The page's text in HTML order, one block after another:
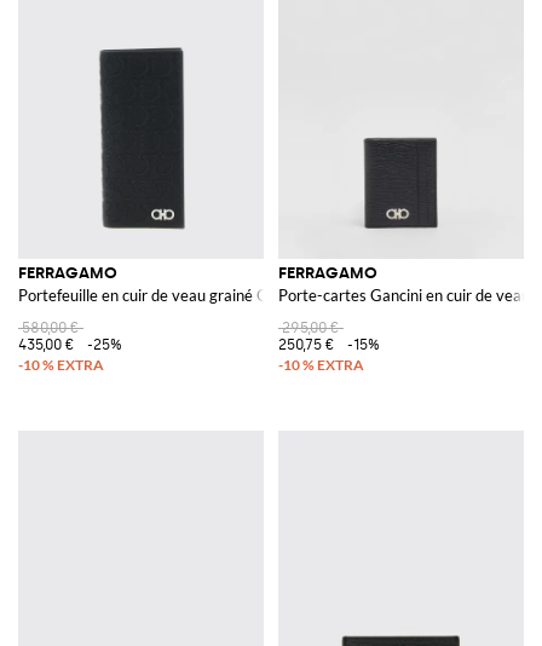
FERRAGAMO
Portefeuille en cuir de veau grainé Gancini
580,00 €
435,00 €
-25%
FERRAGAMO
Porte-cartes Gancini en cuir de veau
295,00 €
250,75 €
-15%